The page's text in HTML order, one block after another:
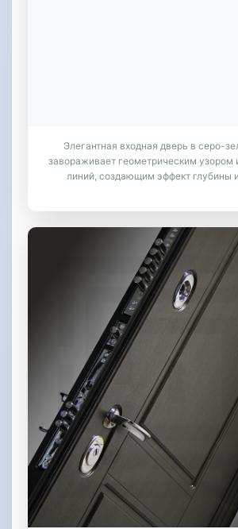
Элегантная входная дверь в серо-
завораживает геометрическим узором
линий, создающим эффект глубины